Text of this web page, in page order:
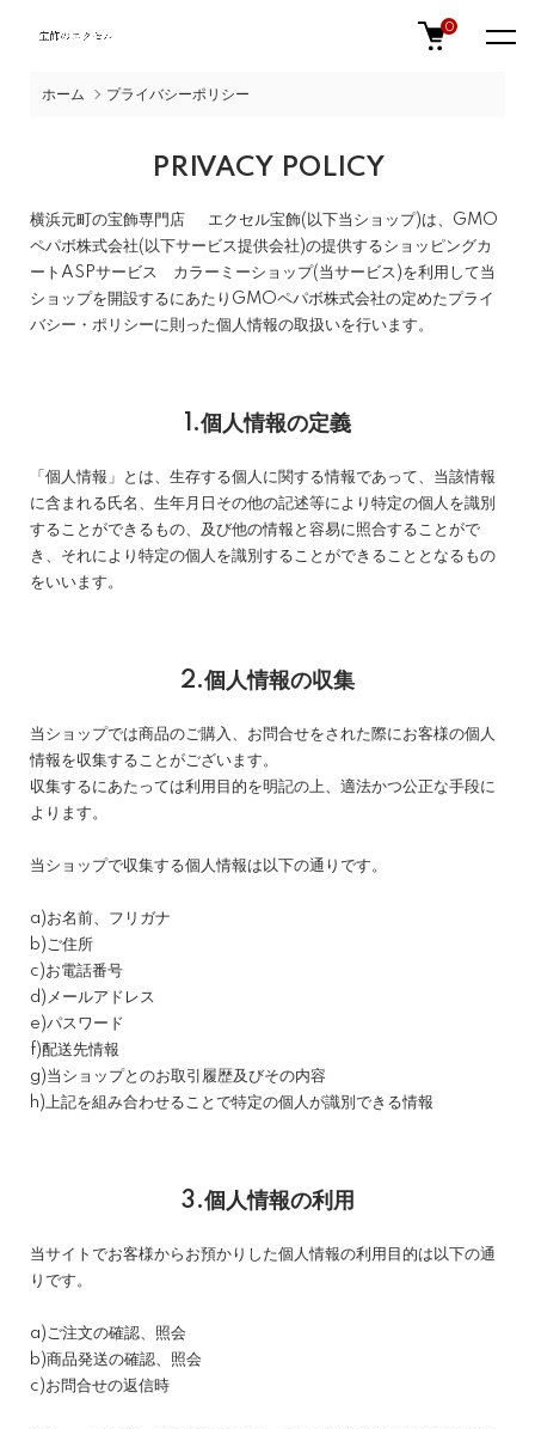
0
ホーム プライバシーポリシー
PRIVACY POLICY
横浜元町の宝飾専門店 エクセル宝飾(以下当ショップ)は、 GMO
ペパボ株式会社(以下サービス提供会社)の提供するショッピングカ
ートASPサービス カラーミーショップ(当サービス)を利用して当
ショップを開設するにあたりGMOペパボ株式会社の定めたプライ
バシー・ポリシーに則った個人情報の取扱いを行います。
1.個人情報の定義
「個人情報」とは、生存する個人に関する情報であって、当該情報
に含まれる氏名、生年月日その他の記述等により特定の個人を識別
することができるもの、及び他の情報と容易に照合することがで
き、それにより特定の個人を識別することができることとなるもの
をいいます。
2.個人情報の収集
当ショップでは商品のご購入、お問合せをされた際にお客様の個人
情報を収集することがございます。
収集するにあたっては利用目的を明記の上、適法かつ公正な手段に
よります。
当ショップで収集する個人情報は以下の通りです。
a)お名前、フリガナ
b)ご住所
c)お電話番号
d)メールアドレス
e)パスワード
f)配送先情報
g)当ショップとのお取引履歴及びその内容
h)上記を組み合わせることで特定の個人が識別できる情報
3.個人情報の利用
当サイトでお客様からお預かりした個人情報の利用目的は以下の通
りです。
a)ご注文の確認、照会
b)商品発送の確認、照会
c)お問合せの返信時